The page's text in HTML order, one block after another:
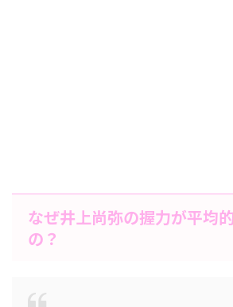
なぜ井上尚弥の握力が平均
の？